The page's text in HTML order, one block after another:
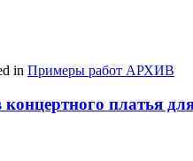
in Примеры работ АРХИВ
платья